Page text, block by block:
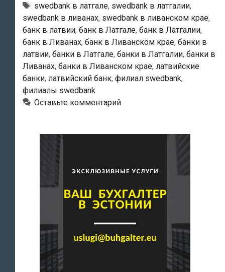
филиал
Тэги
swedbank в латгале, swedbank в латгалии,
swedbank в ливанах, swedbank в ливанском крае,
банк в латвии, банк в Латгале, банк в Латгалии,
банк в Ливанах, банк в Ливанском крае, банки в
латвии, банки в Латгале, банки в Латгалии, банки в
Ливанах, банки в Ливанском крае, латвийские
банки, латвийский банк, филиал swedbank,
филиалы swedbank
Оставьте комментарий